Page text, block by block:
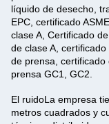
líquido de desecho,
EPC, certificado
clase A, Certificado
de clase A,
de prensa,
prensa GC1, GC2.
El ruidoLa empresa
metros cuadrados y